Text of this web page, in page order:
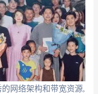
网络架构和带宽资源,